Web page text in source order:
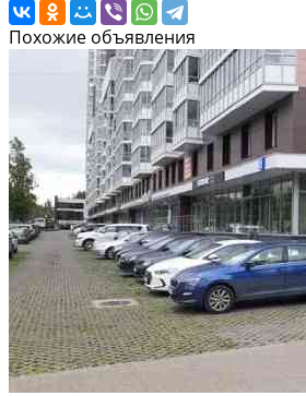
Похожие объявления